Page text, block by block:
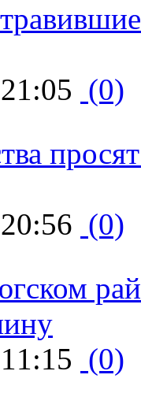
(0)
(0)
(0)